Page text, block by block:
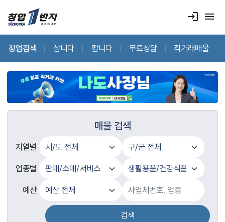
login menu
창업검색 삽니다 팝니다 무료상담 직거래매물
매물 검색
지열별
업종별
예산
검색